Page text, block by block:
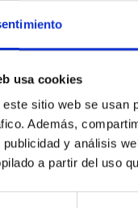
usa cookies
sitio web se usan
Además,
y análisis
a partir del uso